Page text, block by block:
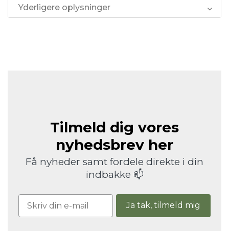
Yderligere oplysninger
Tilmeld dig vores
nyhedsbrev her
Få nyheder samt fordele direkte i din
indbakke 📫
Ja tak, tilmeld mig